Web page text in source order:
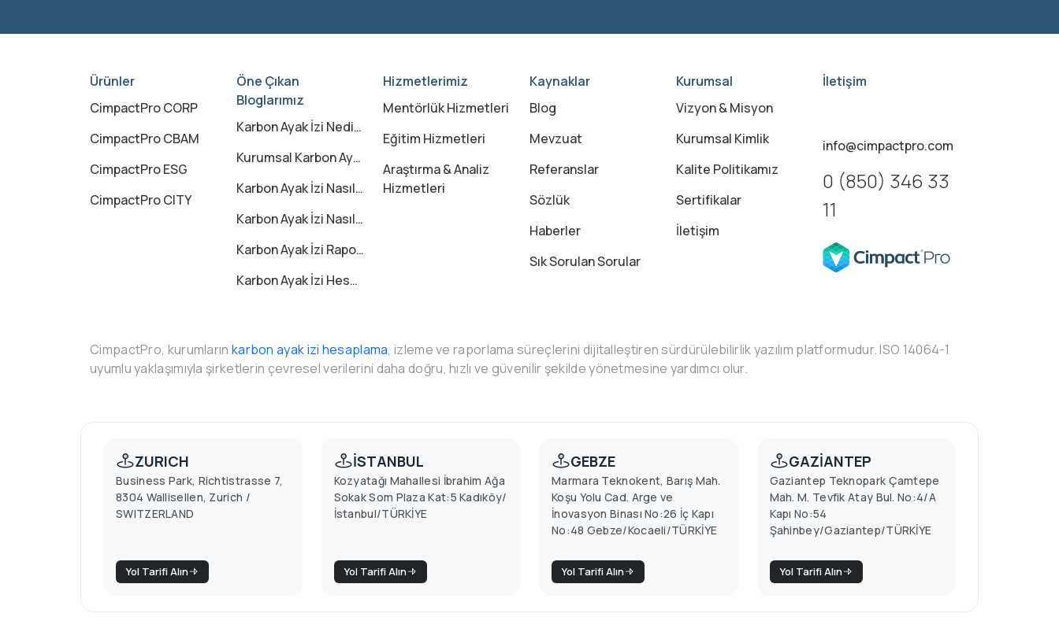
Ürünler
CimpactPro CORP
CimpactPro CBAM
CimpactPro ESG
CimpactPro CITY
Öne Çıkan
Bloglarımız
Karbon Ayak İzi Nedir? Karbon Ayak İzi Ne Demek?
Kurumsal Karbon Ayak İzi Nedir?
Karbon Ayak İzi Nasıl Azaltılır?
Karbon Ayak İzi Nasıl Hesaplanır?
Karbon Ayak İzi Raporu Nedir?
Karbon Ayak İzi Hesaplama Excel ile mi Yapılmalı, Yazılımla mı?
Hizmetlerimiz
Mentörlük Hizmetleri
Eğitim Hizmetleri
Araştırma & Analiz
Hizmetleri
Kaynaklar
Blog
Mevzuat
Referanslar
Sözlük
Haberler
Sık Sorulan Sorular
Kurumsal
Vizyon & Misyon
Kurumsal Kimlik
Kalite Politikamız
Sertifikalar
İletişim
İletişim
info@cimpactpro.com
0 (850) 346 33
11
CimpactPro, kurumların karbon ayak izi hesaplama, izleme ve raporlama süreçlerini dijitalleştiren sürdürülebilirlik yazılım platformudur. ISO 14064-1
uyumlu yaklaşımıyla şirketlerin çevresel verilerini daha doğru, hızlı ve güvenilir şekilde yönetmesine yardımcı olur.
ZURICH
Business Park, Richtistrasse 7,
8304 Wallisellen, Zurich /
SWITZERLAND
Yol Tarifi Alın
İSTANBUL
Kozyatağı Mahallesi İbrahim Ağa
Sokak Som Plaza Kat:5 Kadıköy/
İstanbul/TÜRKİYE
Yol Tarifi Alın
GEBZE
Marmara Teknokent, Barış Mah.
Koşu Yolu Cad. Arge ve
İnovasyon Binası No:26 İç Kapı
No:48 Gebze/Kocaeli/TÜRKİYE
Yol Tarifi Alın
GAZİANTEP
Gaziantep Teknopark Çamtepe
Mah. M. Tevfik Atay Bul. No:4/A
Kapı No:54
Şahinbey/Gaziantep/TÜRKİYE
Yol Tarifi Alın